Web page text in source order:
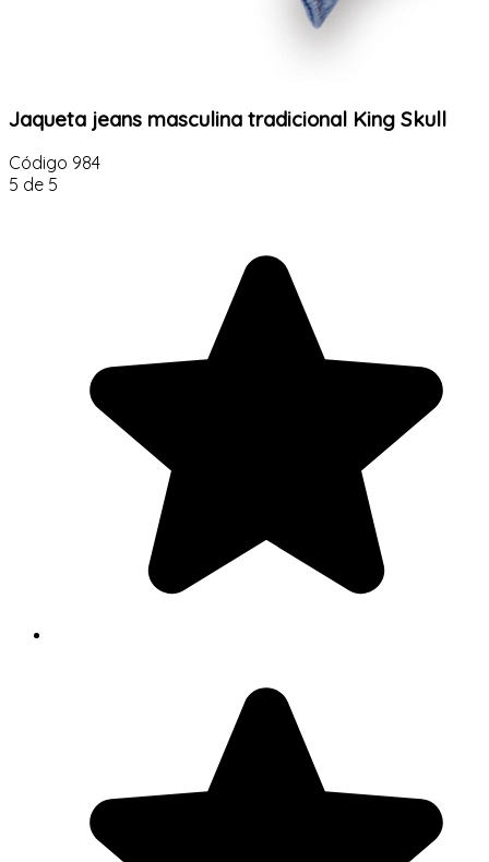
Jaqueta jeans masculina tradicional King Skull
Código 984
5 de 5